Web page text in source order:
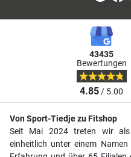
43435
Bewertungen
4.85/ 5.00
Von Sport-Tiedje zu Fitshop
Seit Mai 2024 treten wir
einheitlich unter einem